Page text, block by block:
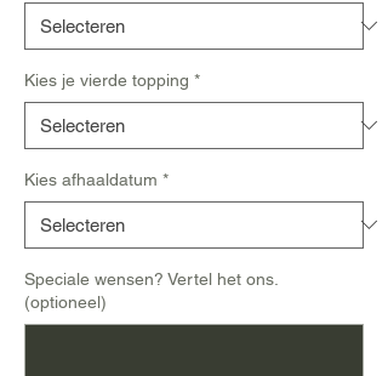
Kies je vierde topping *
Kies afhaaldatum *
Speciale wensen? Vertel het ons.
(optioneel)